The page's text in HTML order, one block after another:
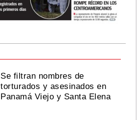
Se filtran nombres de
torturados y asesinados en
Panamá Viejo y Santa Elena